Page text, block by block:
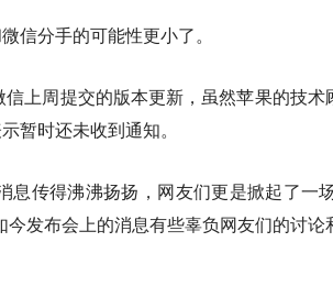
信分手的可能性更小了。
上周提交的版本更新，虽然苹果的技术
时还未收到通知。
息传得沸沸扬扬，网友们更是掀起了一
发布会上的消息有些辜负网友们的讨论